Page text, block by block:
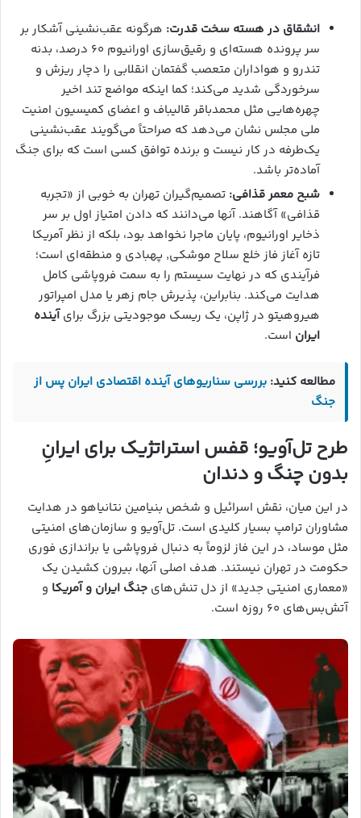
انشقاق در هسته سخت قدرت: هرگونه عقب‌نشینی آشکار بر
سر پرونده هسته‌ای و رقیق‌سازی اورانیوم ۶۰ درصد، بدنه
تندرو و هواداران متعصب گفتمان انقلابی را دچار ریزش و
سرخوردگی شدید می‌کند؛ کما اینکه مواضع تند اخیر
چهره‌هایی مثل محمدباقر قالیباف و اعضای کمیسیون امنیت
ملی مجلس نشان می‌دهد که صراحتاً می‌گویند عقب‌نشینی
یک‌طرفه در کار نیست و برنده توافق کسی است که برای جنگ
آماده‌تر باشد.
شبح معمر قذافی: تصمیم‌گیران تهران به خوبی از «تجربه
قذافی» آگاهند. آنها می‌دانند که دادن امتیاز اول بر سر
ذخایر اورانیوم، پایان ماجرا نخواهد بود، بلکه از نظر آمریکا
تازه آغاز فاز خلع سلاح موشکی, پهبادی و منطقه‌ای است؛
فرآیندی که در نهایت سیستم را به سمت فروپاشی کامل
هدایت می‌کند. بنابراین، پذیرش جام زهر یا مدل امپراتور
هیروهیتو در ژاپن، یک ریسک موجودیتی بزرگ برایآینده
ایران است.
مطالعه کنید:‌ بررسی سناریوهای آینده اقتصادی ایران پس از
جنگ
طرح تل‌آویو؛ قفس استراتژیک برای ایرانِ
بدون چنگ و دندان
در این میان، نقش اسرائیل و شخص بنیامین نتانیاهو در هدایت
مشاوران ترامپ بسیار کلیدی است. تل‌آویو و سازمان‌های امنیتی
مثل موساد، در این فاز لزوماً به دنبال فروپاشی یا براندازی فوری
حکومت در تهران نیستند. هدف اصلی آنها، بیرون کشیدن یک
«معماری امنیتی جدید» از دل تنش‌های جنگ ایران و آمریکا و
آتش‌بس‌های ۶۰ روزه است.